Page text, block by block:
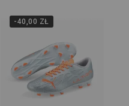
-40,00 ZŁ